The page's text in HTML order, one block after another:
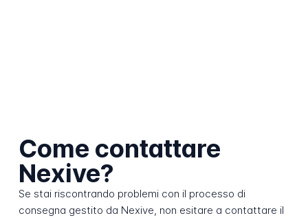
Come contattare
Nexive?
Se stai riscontrando problemi con il processo di
consegna gestito da Nexive, non esitare a contattare il